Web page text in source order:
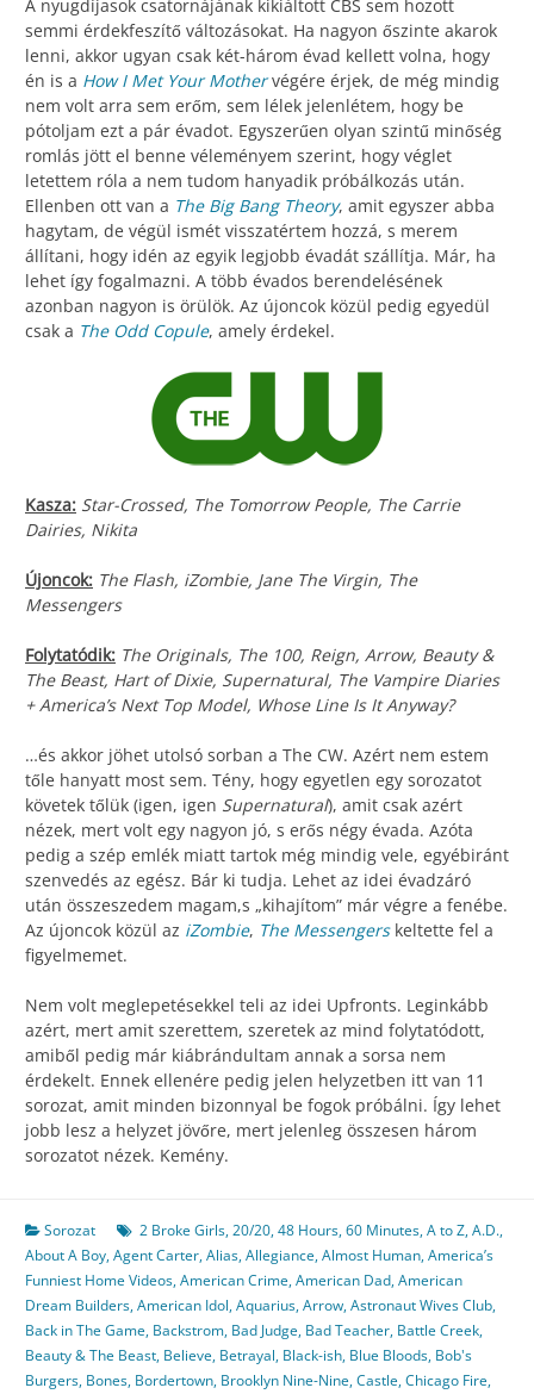
A nyugdíjasok csatornájának kikiáltott CBS sem hozott
semmi érdekfeszítő változásokat. Ha nagyon őszinte akarok
lenni, akkor ugyan csak két-három évad kellett volna, hogy
én is a How I Met Your Mothervégére érjek, de még mindig
nem volt arra sem erőm, sem lélek jelenlétem, hogy be
pótoljam ezt a pár évadot. Egyszerűen olyan szintű minőség
romlás jött el benne véleményem szerint, hogy véglet
letettem róla a nem tudom hanyadik próbálkozás után.
Ellenben ott van a The Big Bang Theory, amit egyszer abba
hagytam, de végül ismét visszatértem hozzá, s merem
állítani, hogy idén az egyik legjobb évadát szállítja. Már, ha
lehet így fogalmazni. A több évados berendelésének
azonban nagyon is örülök. Az újoncok közül pedig egyedül
csak a The Odd Copule, amely érdekel.
Kasza: Star-Crossed, The Tomorrow People, The Carrie
Dairies, Nikita
Újoncok: The Flash, iZombie, Jane The Virgin, The
Messengers
Folytatódik: The Originals, The 100, Reign, Arrow, Beauty &
The Beast, Hart of Dixie, Supernatural, The Vampire Diaries
+ America’s Next Top Model, Whose Line Is It Anyway?
…és akkor jöhet utolsó sorban a The CW. Azért nem estem
tőle hanyatt most sem. Tény, hogy egyetlen egy sorozatot
követek tőlük (igen, igen Supernatural), amit csak azért
nézek, mert volt egy nagyon jó, s erős négy évada. Azóta
pedig a szép emlék miatt tartok még mindig vele, egyébiránt
szenvedés az egész. Bár ki tudja. Lehet az idei évadzáró
után összeszedem magam,s „kihajítom” már végre a fenébe.
Az újoncok közül az iZombie, The Messengerskeltette fel a
figyelmemet.
Nem volt meglepetésekkel teli az idei Upfronts. Leginkább
azért, mert amit szerettem, szeretek az mind folytatódott,
amiből pedig már kiábrándultam annak a sorsa nem
érdekelt. Ennek ellenére pedig jelen helyzetben itt van 11
sorozat, amit minden bizonnyal be fogok próbálni. Így lehet
jobb lesz a helyzet jövőre, mert jelenleg összesen három
sorozatot nézek. Kemény.
Sorozat 2 Broke Girls,20/20,48 Hours,60 Minutes,A to Z,A.D.,
About A Boy,Agent Carter,Alias,Allegiance,Almost Human,America’s
Funniest Home Videos,American Crime,American Dad,American
Dream Builders,American Idol,Aquarius,Arrow,Astronaut Wives Club,
Back in The Game, Backstrom, Bad Judge, Bad Teacher, Battle Creek,
Beauty & The Beast, Believe, Betrayal, Black-ish, Blue Bloods, Bob's
Burgers, Bones, Bordertown, Brooklyn Nine-Nine,Castle,Chicago Fire,